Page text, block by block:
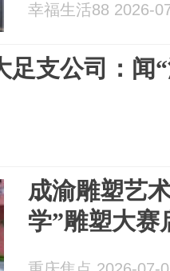
幸福生活88 2026-
足支公司：闻
成渝雕塑艺
学”雕塑大赛